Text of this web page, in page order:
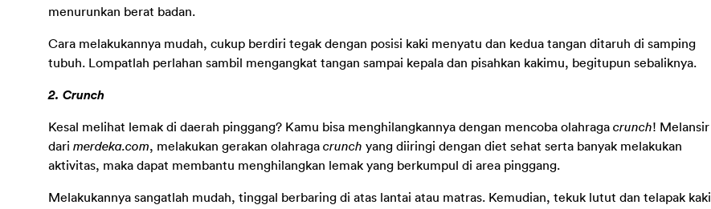
menurunkan berat badan.
Cara melakukannya mudah, cukup berdiri tegak dengan posisi kaki menyatu dan kedua tangan ditaruh di samping
tubuh. Lompatlah perlahan sambil mengangkat tangan sampai kepala dan pisahkan kakimu, begitupun sebaliknya.
2. Crunch
Kesal melihat lemak di daerah pinggang? Kamu bisa menghilangkannya dengan mencoba olahraga crunch! Melansir
dari merdeka.com, melakukan gerakan olahraga crunch yang diiringi dengan diet sehat serta banyak melakukan
aktivitas, maka dapat membantu menghilangkan lemak yang berkumpul di area pinggang.
Melakukannya sangatlah mudah, tinggal berbaring di atas lantai atau matras. Kemudian, tekuk lutut dan telapak kaki